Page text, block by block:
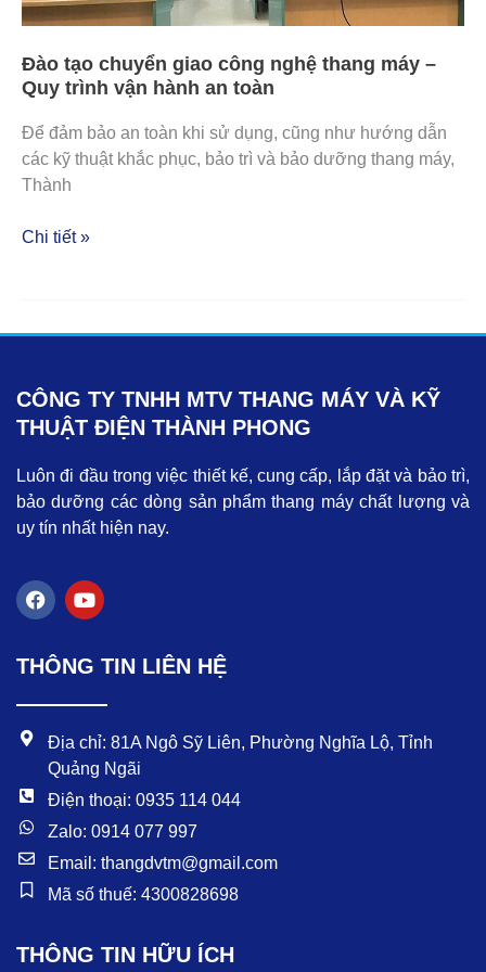
Đào tạo chuyển giao công nghệ thang máy –
Quy trình vận hành an toàn
Để đảm bảo an toàn khi sử dụng, cũng như hướng dẫn
các kỹ thuật khắc phục, bảo trì và bảo dưỡng thang máy,
Thành
hành
toàn
Chi tiết »
CÔNG TY TNHH MTV THANG MÁY VÀ KỸ
THUẬT ĐIỆN THÀNH PHONG
Luôn đi đầu trong việc thiết kế, cung cấp, lắp đặt và bảo trì,
bảo dưỡng các dòng sản phẩm thang máy chất lượng và
uy tín nhất hiện nay.
F
a
b
o
Y
o
u
e
THÔNG TIN LIÊN HỆ
Địa chỉ: 81A Ngô Sỹ Liên, Phường Nghĩa Lộ, Tỉnh
Quảng Ngãi
Điện thoại: 0935 114 044
Zalo: 0914 077 997
Email: thangdvtm@gmail.com
Mã số thuế: 4300828698
THÔNG TIN HỮU ÍCH